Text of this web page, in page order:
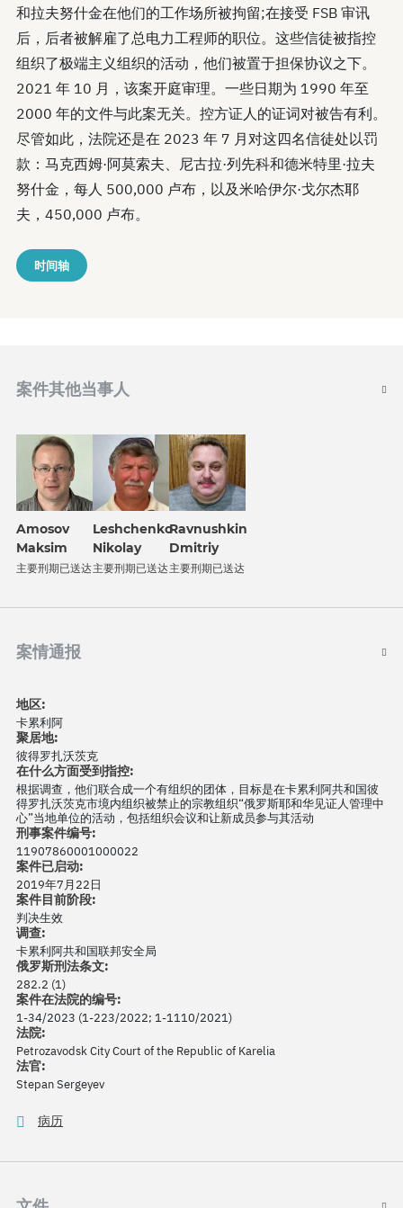
和拉夫努什金在他们的工作场所被拘留;在接受 FSB 审讯
后，后者被解雇了总电力工程师的职位。这些信徒被指控
组织了极端主义组织的活动，他们被置于担保协议之下。
2021 年 10 月，该案开庭审理。一些日期为 1990 年至
2000 年的文件与此案无关。控方证人的证词对被告有利。
尽管如此，法院还是在 2023 年 7 月对这四名信徒处以罚
款：马克西姆·阿莫索夫、尼古拉·列先科和德米特里·拉夫
努什金，每人 500,000 卢布，以及米哈伊尔·戈尔杰耶
夫，450,000 卢布。
时间轴
案件其他当事人
Amosov
Maksim
主要刑期已送达
Leshchеnko
Nikolay
主要刑期已送达
Ravnushkin
Dmitriy
主要刑期已送达
案情通报
地区:
卡累利阿
聚居地:
彼得罗扎沃茨克
在什么方面受到指控:
根据调查，他们联合成一个有组织的团体，目标是在卡累利阿共和国彼
得罗扎沃茨克市境内组织被禁止的宗教组织“俄罗斯耶和华见证人管理中
心”当地单位的活动，包括组织会议和让新成员参与其活动
刑事案件编号:
11907860001000022
案件已启动:
2019年7月22日
案件目前阶段:
判决生效
调查:
卡累利阿共和国联邦安全局
俄罗斯刑法条文:
282.2 (1)
案件在法院的编号:
1-34/2023 (1-223/2022; 1-1110/2021)
法院:
Petrozavodsk City Court of the Republic of Karelia
法官:
Stepan Sergeyev
病历